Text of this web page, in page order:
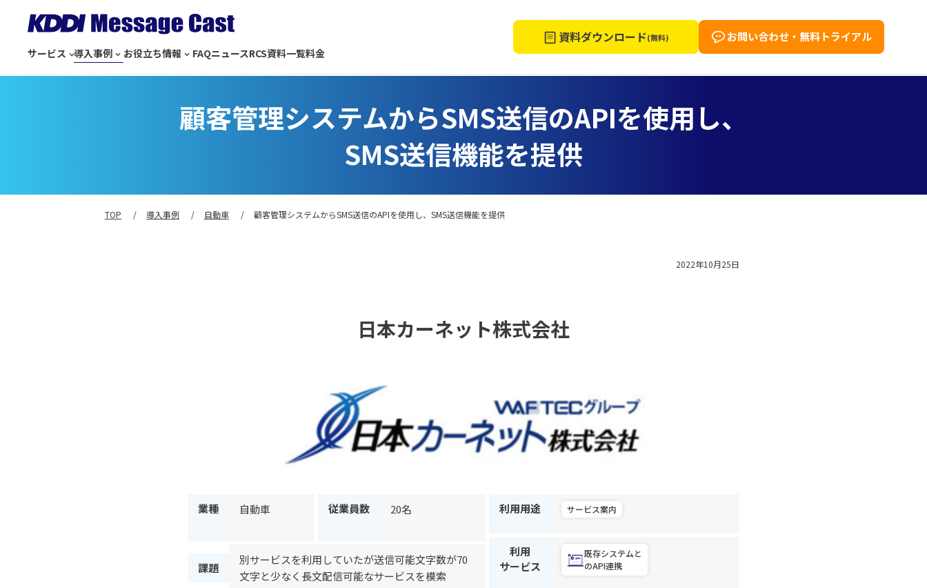
サービス 導入事例 お役立ち情報 FAQニュースRCS資料一覧料金
資料ダウンロード(無料) お問い合わせ・無料トライアル
顧客管理システムからSMS送信のAPIを使用し、
SMS送信機能を提供
TOP 導入事例 自動車 顧客管理システムからSMS送信のAPIを使用し、SMS送信機能を提供
2022年10月25日
日本カーネット株式会社
業種 自動車 従業員数 20名
課題
別サービスを利用していたが送信可能文字数が70
文字と少なく長文配信可能なサービスを模索
利用用途 サービス案内
利用
サービス
既存システムと
のAPI連携